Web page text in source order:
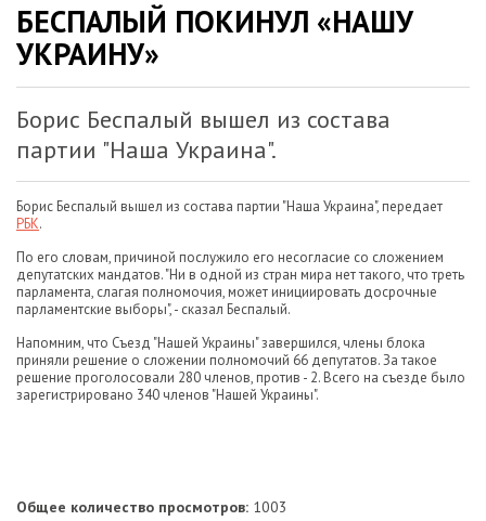
БЕСПАЛЫЙ ПОКИНУЛ «НАШУ
УКРАИНУ»
Борис Беспалый вышел из состава
партии "Наша Украина".
Борис Беспалый вышел из состава партии "Наша Украина", передает
РБК.
По его словам, причиной послужило его несогласие со сложением
депутатских мандатов. "Ни в одной из стран мира нет такого, что треть
парламента, слагая полномочия, может инициировать досрочные
парламентские выборы", - сказал Беспалый.
Напомним, что Съезд "Нашей Украины" завершился, члены блока
приняли решение о сложении полномочий 66 депутатов. За такое
решение проголосовали 280 членов, против - 2. Всего на съезде было
зарегистрировано 340 членов "Нашей Украины".
Общее количество просмотров: 1003